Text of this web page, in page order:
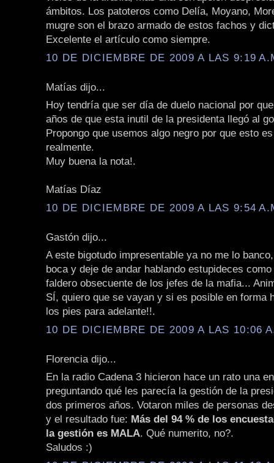
ámbitos. Los patoteros como Delía, Moyano,
mugre son el brazo armado de estos fachos y
Excelente el artículo como siempre.
10 DE DICIEMBRE DE 2009 A LAS 9:19
Matías dijo...
Hoy tendría que ser día de duelo nacional por
años de que esta inutil de la presidenta llegó al
Propongo que usemos algo negro por que esto
realmente.
Muy buena la nota!.
Matías Díaz
10 DE DICIEMBRE DE 2009 A LAS 9:54
Gastón dijo...
A este bigotudo impresentable ya no me lo
boca y deje de andar hablando estupideces
faldero obsecuente de los jefes de la mafia...
SÍ, quiero que se vayan y si es posible en forma
los pies para adelante!!.
10 DE DICIEMBRE DE 2009 A LAS 10:06
Florencia dijo...
En la radio Cadena 3 hicieron hace un rato una
preguntando qué les parecía la gestión de la
dos primeros años. Votaron miles de personas
y el resultado fue: Más del 94 % de los
la gestión es MALA. Qué numerito, no?.
Saludos :)